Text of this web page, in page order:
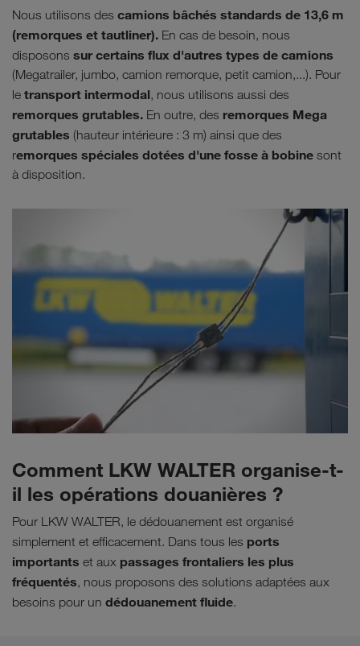
Nous utilisons des camions bâchés standards de 13,6 m
(remorques et tautliner). En cas de besoin, nous
disposons sur certains flux d'autres types de camions
(Megatrailer, jumbo, camion remorque, petit camion,...). Pour
le transport intermodal, nous utilisons aussi des
remorques grutables. En outre, des remorques Mega
grutables (hauteur intérieure : 3 m) ainsi que des
remorques spéciales dotées d'une fosse à bobine sont
à disposition.
Comment LKW WALTER organise-t-
il les opérations douanières ?
Pour LKW WALTER, le dédouanement est organisé
simplement et efficacement. Dans tous les ports
importants et aux passages frontaliers les plus
fréquentés, nous proposons des solutions adaptées aux
besoins pour un dédouanement fluide.